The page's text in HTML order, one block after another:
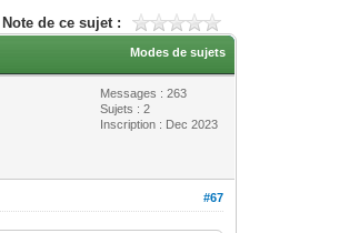
Note de ce sujet :
Modes de sujets
Messages : 263
Sujets : 2
Inscription : Dec 2023
#67